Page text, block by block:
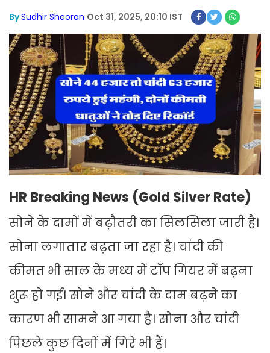
BySudhir Sheoran Oct 31, 2025, 20:10 IST
HR Breaking News (Gold Silver Rate)
सोने के दामों में बढ़ौतरी का सिलसिला जारी है।
सोना लगातार बढ़ता जा रहा है। चांदी की
कीमत भी साल के मध्य में टॉप गियर में बढ़ना
शुरू हो गई। सोने और चांदी के दाम बढ़ने का
कारण भी सामने आ गया है। सोना और चांदी
पिछले कुछ दिनों में गिरे भी हैं।